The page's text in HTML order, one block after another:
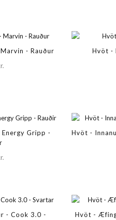
- Rauður
Hvöt -
Gripp -
Hvöt -
- Cook 3.0 -
Hvöt -